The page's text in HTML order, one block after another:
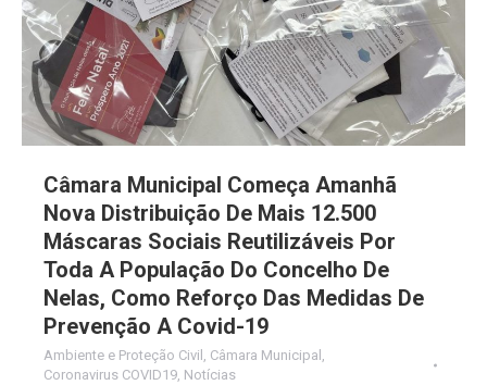
Câmara Municipal Começa Amanhã
Nova Distribuição De Mais 12.500
Máscaras Sociais Reutilizáveis Por
Toda A População Do Concelho De
Nelas, Como Reforço Das Medidas De
Prevenção A Covid-19
Ambiente e Proteção Civil , Câmara Municipal ,
Coronavirus COVID19, Notícias